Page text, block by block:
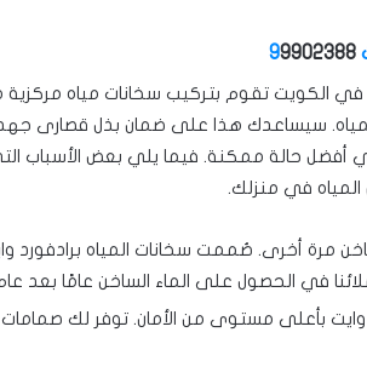
9902388
في الكويت تقوم بتركيب سخانات مياه
سيساعدك هذا على ضمان بذل قصارى
أفضل حالة ممكنة. فيما يلي بعض الأسباب
المياه في منزلك.
مرة أخرى. صُممت سخانات المياه برادفورد
في الحصول على الماء الساخن عامًا بعد
بأعلى مستوى من الأمان. توفر لك صمامات